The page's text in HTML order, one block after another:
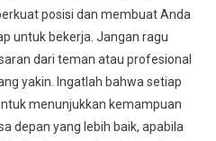
posisi dan membuat Anda
untuk bekerja. Jangan ragu
dari teman atau profesional
yakin. Ingatlah bahwa setiap
menunjukkan kemampuan
depan yang lebih baik, apabila